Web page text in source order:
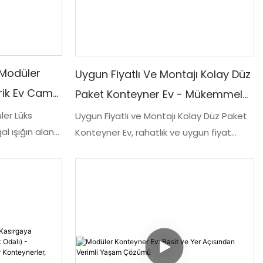
tüm
iç ve
bir geçiş
etkinlik
alanları
Ev Cam
Ev
Lüks
ışığın alana
Uygun Fiyatlı Ve Montajı Kolay Düz
Paket Konteyner Ev - Mükemmel
Prefabrik Yaşam Çözümünüz!
Uygun Fiyatlı ve Montajı Kolay Düz Paket
Konteyner Ev, rahatlık ve uygun fiyat